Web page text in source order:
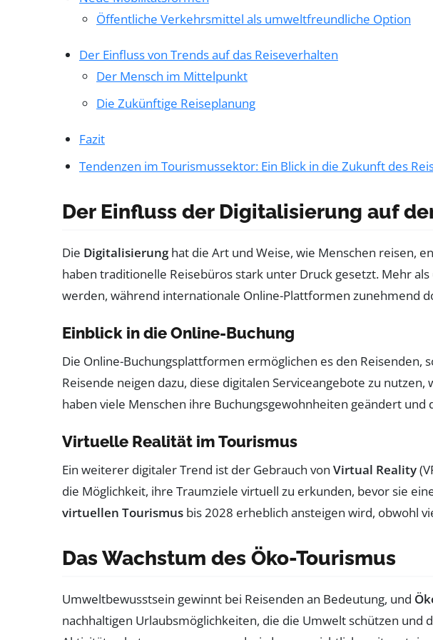
Öffentliche Verkehrsmittel als umweltfreundliche Option
Der Einfluss von Trends auf das Reiseverhalten
Der Mensch im Mittelpunkt
Die Zukünftige Reiseplanung
Fazit
Tendenzen im Tourismussektor: Ein Blick in die Zukunft des
Der Einfluss der Digitalisierung auf
Die Digitalisierunghat die Art und Weise, wie Menschen reisen,
haben traditionelle Reisebüros stark unter Druck gesetzt. Mehr
werden, während internationale Online-Plattformen zunehmend
Einblick in die Online-Buchung
Die Online-Buchungsplattformen ermöglichen es den Reisenden,
Reisende neigen dazu, diese digitalen Serviceangebote zu
haben viele Menschen ihre Buchungsgewohnheiten geändert
Virtuelle Realität im Tourismus
Ein weiterer digitaler Trend ist der Gebrauch von Virtual Reality
die Möglichkeit, ihre Traumziele virtuell zu erkunden, bevor sie
virtuellen Tourismus bis 2028 erheblich ansteigen wird, obwohl
Das Wachstum des Öko-Tourismus
Umweltbewusstsein gewinnt bei Reisenden an Bedeutung, und
nachhaltigen Urlaubsmöglichkeiten, die die Umwelt schützen und